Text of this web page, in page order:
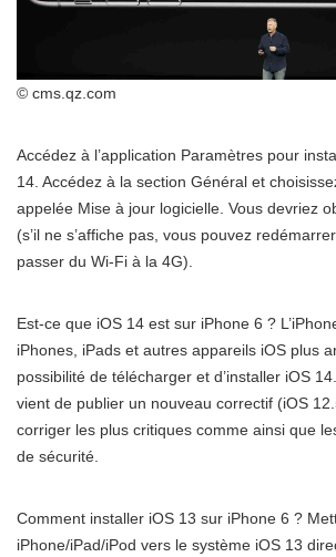
© cms.qz.com
Accédez à l’application Paramètres pour
14. Accédez à la section Général et
appelée Mise à jour logicielle. Vous devriez
(s’il ne s’affiche pas, vous pouvez
passer du Wi-Fi à la 4G).
Est-ce que iOS 14 est sur iPhone 6 ?
iPhones, iPads et autres appareils iOS plus
possibilité de télécharger et d’installer iOS
vient de publier un nouveau correctif (iOS
corriger les plus critiques comme ainsi que
de sécurité.
Comment installer iOS 13 sur iPhone 6 ?
iPhone/iPad/iPod vers le système iOS 13